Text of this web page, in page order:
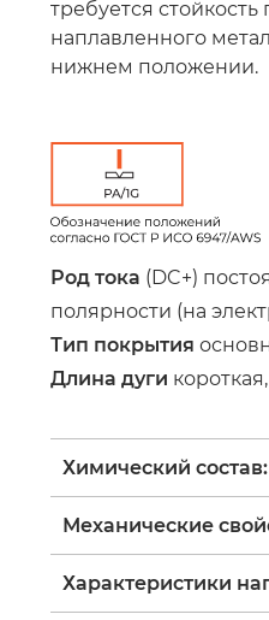
требуется
наплавленного
нижнем положении.
Род тока (DC+)
полярности (на
Тип покрытия
Длина дуги
Химический состав:
Механические
Характеристики